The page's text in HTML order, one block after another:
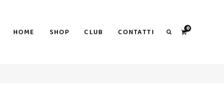
HOME SHOP CLUB CONTATTI 0